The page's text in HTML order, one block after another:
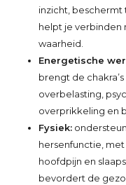
inzicht,
helpt je verbinden
waarheid.
Energetische
brengt de
overbelasting,
overprikkeling en
Fysiek:
hersenfunctie, met
hoofdpijn en
bevordert de